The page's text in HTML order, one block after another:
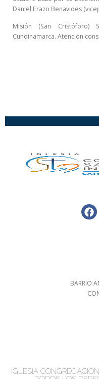
Daniel Erazo Benavides
Misión (San Cristóforo)
Cundinamarca. Atención
BARRIO
IGLESIA